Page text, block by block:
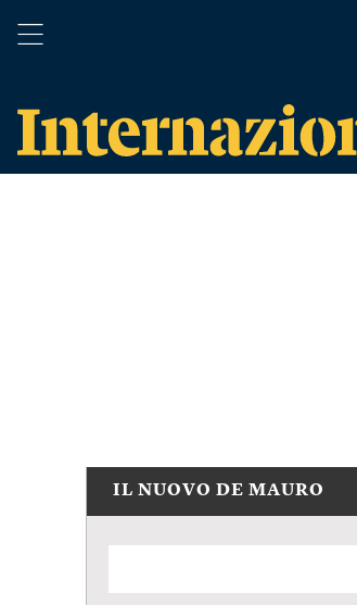
IL NUOVO DE MAURO